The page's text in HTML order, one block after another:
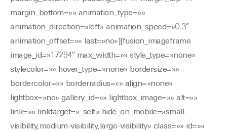
margin_bottom=»» animation_type=»»
animation_direction=»left» animation_speed=»0.3″
animation_offset=»» last=»no»][fusion_imageframe
image_id=»17294″ max_width=»» style_type=»none»
stylecolor=»» hover_type=»none» bordersize=»»
bordercolor=»» borderradius=»» align=»none»
lightbox=»no» gallery_id=»» lightbox_image=»» alt=»»
link=»» linktarget=»_self» hide_on_mobile=»small-
visibility,medium-visibility,large-visibility» class=»» id=»»